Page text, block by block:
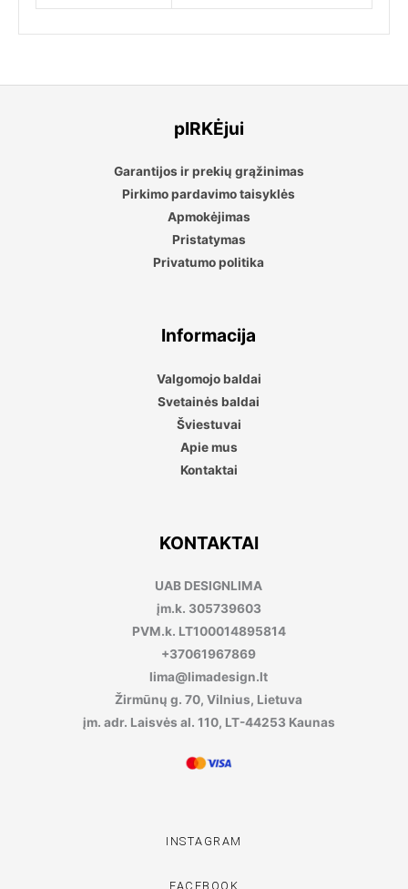
pIRKĖjui
Garantijos ir prekių grąžinimas
Pirkimo pardavimo taisyklės
Apmokėjimas
Pristatymas
Privatumo politika
Informacija
Valgomojo baldai
Svetainės baldai
Šviestuvai
Apie mus
Kontaktai
KONTAKTAI
UAB DESIGNLIMA
įm.k. 305739603
PVM.k. LT100014895814
+37061967869
lima@limadesign.lt
Žirmūnų g. 70, Vilnius, Lietuva
įm. adr. Laisvės al. 110, LT-44253 Kaunas
INSTAGRAM
FACEBOOK